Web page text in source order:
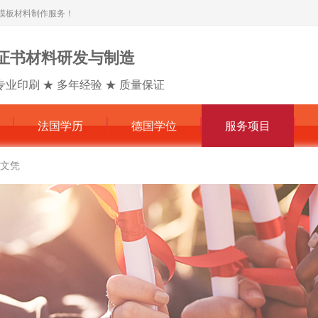
材料制作服务！
书材料研发与制造
业印刷 ★ 多年经验 ★ 质量保证
法国学历 德国学位 服务项目
凭